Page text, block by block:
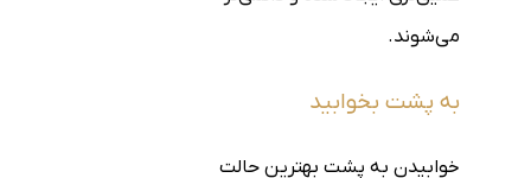
می‌شوند.
به پشت بخوابید
خوابیدن به پشت بهترین حالت